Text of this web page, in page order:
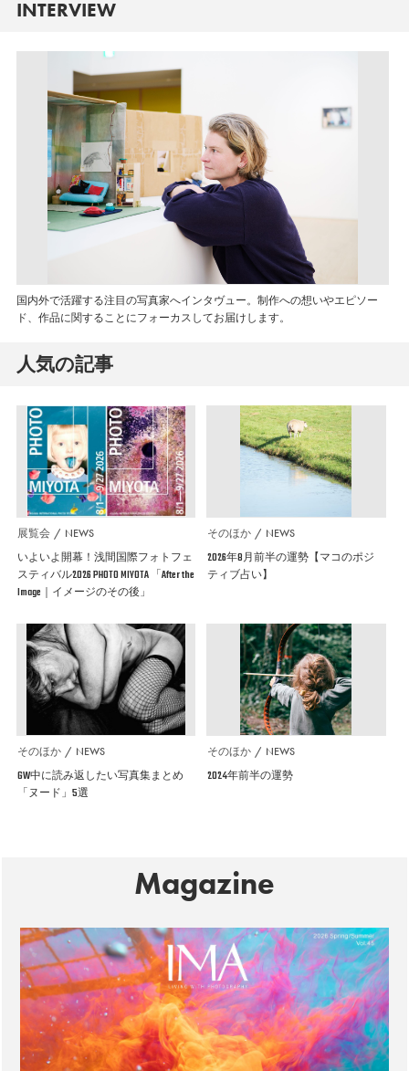
INTERVIEW
国内外で活躍する注目の写真家へインタヴュー。制作への想いやエピソー
ド、作品に関することにフォーカスしてお届けします。
人気の記事
展覧会 NEWS
いよいよ開幕！浅間国際フォトフェ
スティバル2026 PHOTO MIYOTA 「After the
Image｜イメージのその後」
そのほか NEWS
2026年8月前半の運勢【マコのポジ
ティブ占い】
そのほか NEWS
GW中に読み返したい写真集まとめ
「ヌード」5選
そのほか NEWS
2024年前半の運勢
Magazine